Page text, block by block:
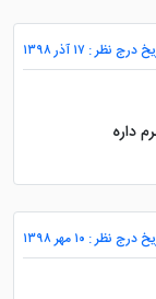
درج نظر : ۱۷ آذر ۱۳۹۸
داره
درج نظر : ۱۰ مهر ۱۳۹۸